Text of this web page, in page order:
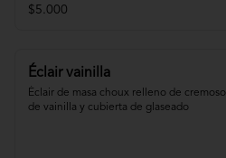
$5.000
Éclair vainilla
Éclair de masa choux relleno de cremoso
de vainilla y cubierta de glaseado